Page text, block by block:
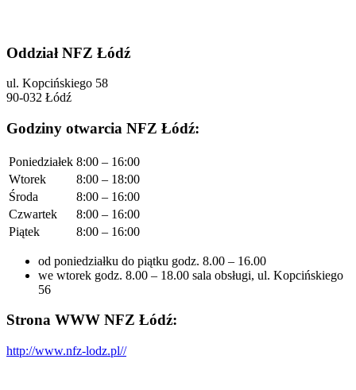
Oddział NFZ Łódź
ul. Kopcińskiego 58
90-032 Łódź
Godziny otwarcia NFZ Łódź:
Poniedziałek 8:00 – 16:00
Wtorek
8:00 – 18:00
Środa
8:00 – 16:00
Czwartek
8:00 – 16:00
Piątek
8:00 – 16:00
od poniedziałku do piątku godz. 8.00 – 16.00
we wtorek godz. 8.00 – 18.00 sala obsługi, ul. Kopcińskiego
56
Strona WWW NFZ Łódź:
http://www.nfz-lodz.pl//